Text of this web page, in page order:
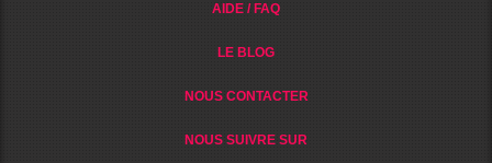
AIDE / FAQ
LE BLOG
NOUS CONTACTER
NOUS SUIVRE SUR